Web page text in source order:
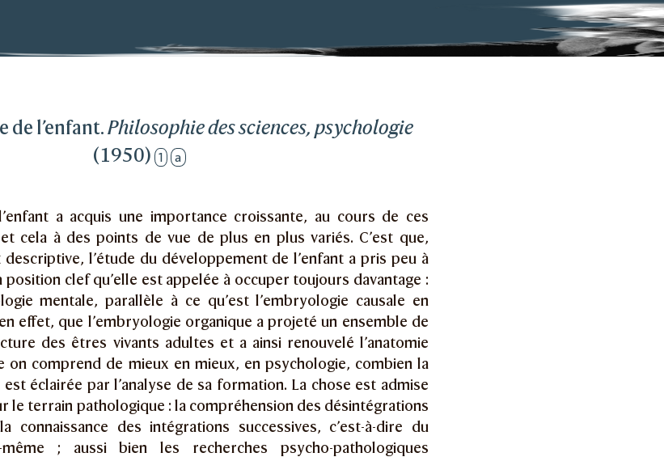
de l’enfant.Philosophie des sciences, psychologie
(1950) 1 a
a acquis une importance croissante, au cours de ces
cela à des points de vue de plus en plus variés. C’est que,
descriptive, l’étude du développement de l’enfant a pris peu à
position clef qu’elle est appelée à occuper toujours davantage :
mentale, parallèle à ce qu’est l’embryologie causale en
effet, que l’embryologie organique a projeté un ensemble de
des êtres vivants adultes et a ainsi renouvelé l’anatomie
on comprend de mieux en mieux, en psychologie, combien la
éclairée par l’analyse de sa formation. La chose est admise
le terrain pathologique : la compréhension des désintégrations
connaissance des intégrations successives, c’est-à-dire du
même ; aussi bien les recherches psycho-pathologiques